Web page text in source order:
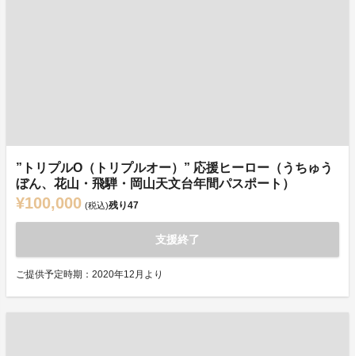
”トリプルO（トリプルオー）” 応援ヒーロー（うちゅう
ぼん、花山・飛騨・岡山天文台年間パスポート）
¥100,000 (税込)残り47
支援終了
ご提供予定時期：2020年12月より